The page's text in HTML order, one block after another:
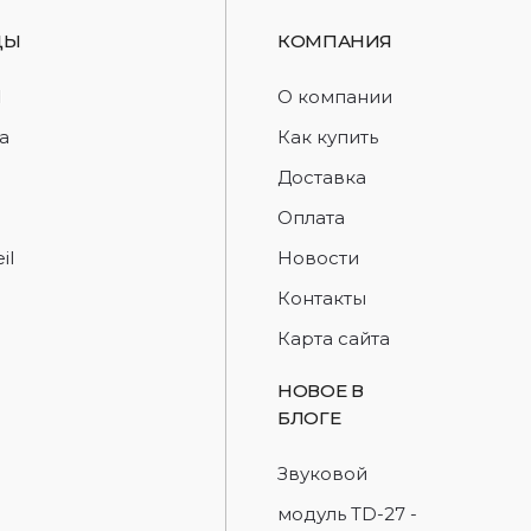
КОМПАНИЯ
О компании
Как купить
Доставка
Оплата
Новости
Контакты
Карта сайта
НОВОЕ В
БЛОГЕ
Звуковой
модуль TD-27 -